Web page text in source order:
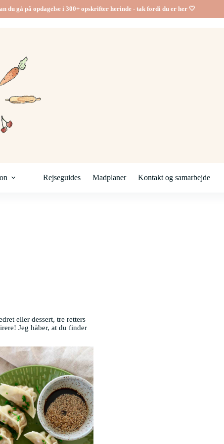
du gå på opdagelse i 300+ opskrifter herinde - tak fordi du er her 🤍
Rejseguides Madplaner Kontakt og samarbejde
eller dessert, tre retters
Jeg håber, at du finder